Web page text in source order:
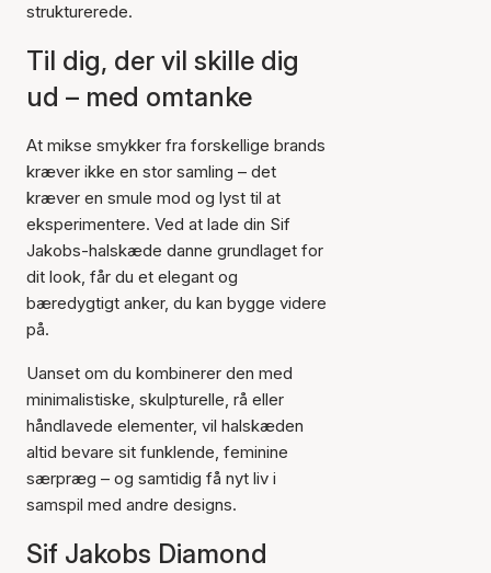
strukturerede.
Til dig, der vil skille dig
ud – med omtanke
At mikse smykker fra forskellige brands
kræver ikke en stor samling – det
kræver en smule mod og lyst til at
eksperimentere. Ved at lade din Sif
Jakobs-halskæde danne grundlaget for
dit look, får du et elegant og
bæredygtigt anker, du kan bygge videre
på.
Uanset om du kombinerer den med
minimalistiske, skulpturelle, rå eller
håndlavede elementer, vil halskæden
altid bevare sit funklende, feminine
særpræg – og samtidig få nyt liv i
samspil med andre designs.
Sif Jakobs Diamond